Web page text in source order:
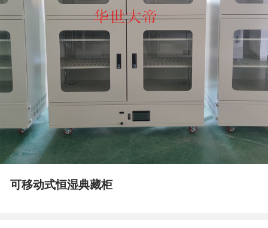
可移动式恒湿典藏柜